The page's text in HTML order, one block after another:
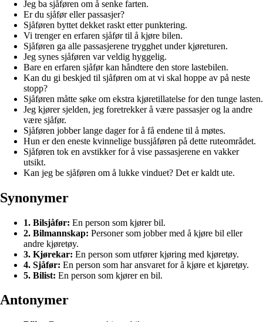
Jeg ba sjåføren om å senke farten.
Er du sjåfør eller passasjer?
Sjåføren byttet dekket raskt etter punktering.
Vi trenger en erfaren sjåfør til å kjøre bilen.
Sjåføren ga alle passasjerene trygghet under kjøreturen.
Jeg synes sjåføren var veldig hyggelig.
Bare en erfaren sjåfør kan håndtere den store lastebilen.
Kan du gi beskjed til sjåføren om at vi skal hoppe av på neste
stopp?
Sjåføren måtte søke om ekstra kjøretillatelse for den tunge lasten.
Jeg kjører sjelden, jeg foretrekker å være passasjer og la andre
være sjåfør.
Sjåføren jobber lange dager for å få endene til å møtes.
Hun er den eneste kvinnelige bussjåføren på dette ruteområdet.
Sjåføren tok en avstikker for å vise passasjerene en vakker
utsikt.
Kan jeg be sjåføren om å lukke vinduet? Det er kaldt ute.
Synonymer
1. Bilsjåfør: En person som kjører bil.
2. Bilmannskap: Personer som jobber med å kjøre bil eller
andre kjøretøy.
3. Kjørekar: En person som utfører kjøring med kjøretøy.
4. Sjåfør: En person som har ansvaret for å kjøre et kjøretøy.
5. Bilist: En person som kjører en bil.
Antonymer